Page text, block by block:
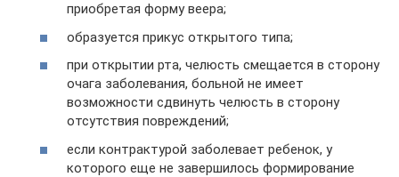
приобретая форму веера;
образуется прикус открытого типа;
при открытии рта, челюсть смещается в сторону
очага заболевания, больной не имеет
возможности сдвинуть челюсть в сторону
отсутствия повреждений;
если контрактурой заболевает ребенок, у
которого еще не завершилось формирование